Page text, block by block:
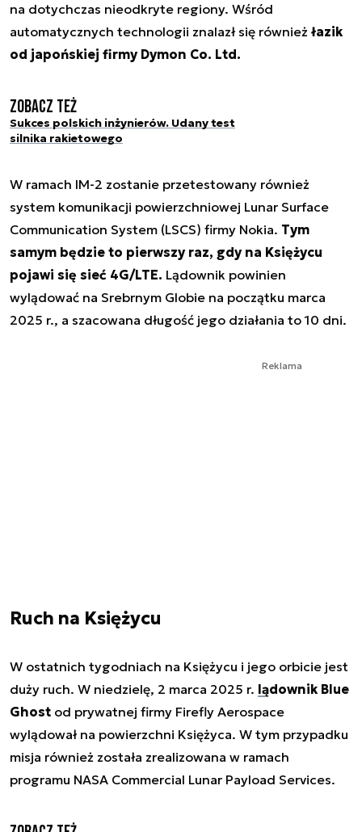
na dotychczas nieodkryte regiony. Wśród
automatycznych technologii znalazł się również łazik
od japońskiej firmy Dymon Co. Ltd.
Zobacz też
Sukces polskich inżynierów. Udany test
silnika rakietowego
W ramach IM-2 zostanie przetestowany również
system komunikacji powierzchniowej Lunar Surface
Communication System (LSCS) firmy Nokia. Tym
samym będzie to pierwszy raz, gdy na Księżycu
pojawi się sieć 4G/LTE. Lądownik powinien
wylądować na Srebrnym Globie na początku marca
2025 r., a szacowana długość jego działania to 10 dni.
Reklama
Ruch na Księżycu
W ostatnich tygodniach na Księżycu i jego orbicie jest
duży ruch. W niedzielę, 2 marca 2025 r. lądownik Blue
Ghost od prywatnej firmy Firefly Aerospace
wylądował na powierzchni Księżyca. W tym przypadku
misja również została zrealizowana w ramach
programu NASA Commercial Lunar Payload Services.